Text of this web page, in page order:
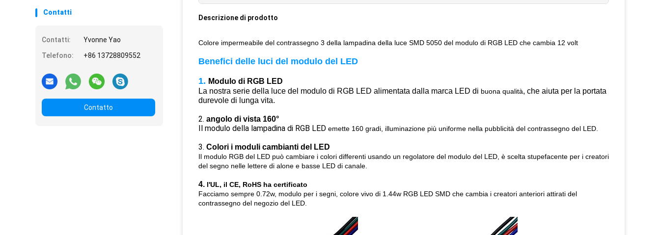
Contatti
Contatti:
Yvonne Yao
Telefono:
+86 13728809552
Contatto
Descrizione di prodotto
Colore impermeabile del contrassegno 3 della lampadina della luce SMD 5050 del modulo di RGB LED che cambia 12 volt
Benefici delle luci del modulo del LED
1. Modulo di RGB LED
La nostra serie della luce del modulo di RGB LED alimentata dalla marca LED di buona qualità, che aiuta per la portata
durevole di lunga vita.
2. angolo di vista 160°
Il modulo della lampadina di RGB LED emette 160 gradi, illuminazione più uniforme nella pubblicità del contrassegno del LED.
3. Colori i moduli cambianti del LED
Il modulo RGB del LED può cambiare i colori differenti usando un regolatore del modulo del LED, è scelta stupefacente per i creatori
del segno nelle lettere di alone e basse LED di canale.
4. l'UL, il CE, RoHS ha certificato
Facciamo sempre 0.72w, modulo per i segni, colore vivo di 1.44w RGB LED SMD che cambia i creatori anteriori attirati del
contrassegno del negozio del LED.